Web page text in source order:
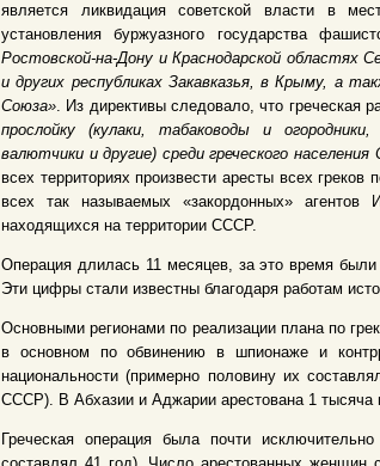
является ликвидация советской власти в
установления буржуазного государства
Ростовской-на-Дону и Краснодарской областях
и других республиках Закавказья, в Крыму, а
Союза». Из директивы следовало, что греческая
прослойку (кулаки, табаководы и
валютчики и другие) среди греческого
всех территориях произвести аресты всех
всех так называемых «закордонных»
находящихся на территории СССР.
Операция длилась 11 месяцев, за это время
Эти цифры стали известны благодаря работам
Основными регионами по реализации плана по
в основном по обвинению в шпионаже и
национальности (примерно половину их
СССР). В Абхазии и Аджарии арестована 1 тысяча
Греческая операция была почти